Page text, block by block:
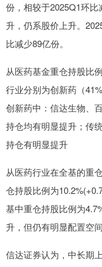
份，相较于2025Q1环
升，仍系股价上升。
比减少89亿份。
从医药基金重仓持股比
行业分别为创新药（
创新药中：信达生物、
持仓均有明显提升；传
持仓有明显提升
从医药行业在全基的重
仓持股比例为
基中重仓持股比例为
升，但仍有明显配置空间
信达证券认为，中长期